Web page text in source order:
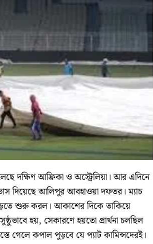
দক্ষিণ আফ্রিকা ও অস্ট্রেলিয়া। আর এদিনে
দিয়েছে আলিপুর আবহাওয়া দফতর। ম্যাচ
শুরু করল। আকাশের দিকে তাকিয়ে
হয়, সেকারণে হয়তো প্রার্থনা চলছিল
গেলে কপাল পুড়বে যে প্যাট কামিন্সদেরই।